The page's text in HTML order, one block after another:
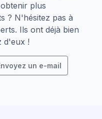
plus
? N'hésitez pas à
Ils ont déjà bien
d'eux !
un e-mail